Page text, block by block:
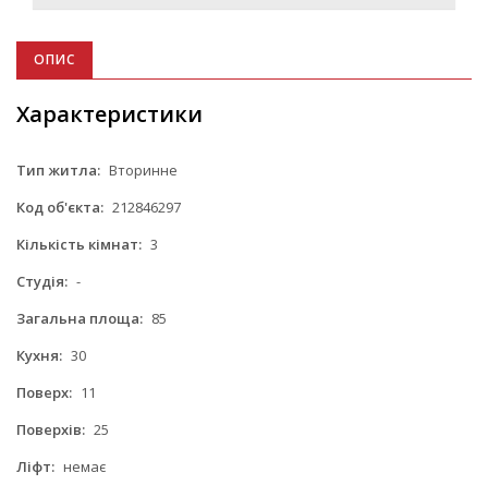
ОПИС
Характеристики
Тип житла: Вторинне
Код об'єкта: 212846297
Кількість кімнат: 3
Студія: -
Загальна площа: 85
Кухня: 30
Поверх: 11
Поверхів: 25
Ліфт: немає